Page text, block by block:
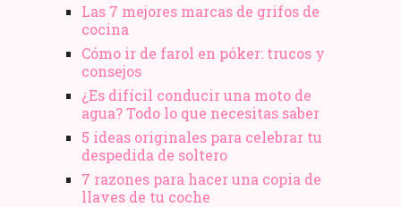
Las 7 mejores marcas de grifos de
cocina
Cómo ir de farol en póker: trucos y
consejos
¿Es difícil conducir una moto de
agua? Todo lo que necesitas saber
5 ideas originales para celebrar tu
despedida de soltero
7 razones para hacer una copia de
llaves de tu coche